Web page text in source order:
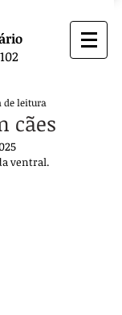
cães
de leitura
ventral.